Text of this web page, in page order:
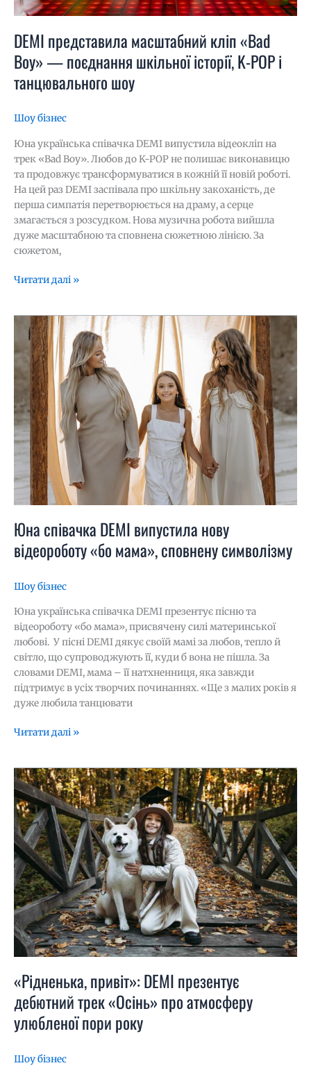
DEMI представила масштабний кліп «Bad
Boy» — поєднання шкільної історії, K-POP і
танцювального шоу
Шоу бізнес
Юна українська співачка DEMI випустила відеокліп на
трек «Bad Boy». Любов до K-POP не полишає виконавицю
та продовжує трансформуватися в кожній її новій роботі.
На цей раз DEMI заспівала про шкільну закоханість, де
перша симпатія перетворюється на драму, а серце
змагається з розсудком. Нова музична робота вийшла
дуже масштабною та сповнена сюжетною лінією. За
сюжетом,
і
танцювального
шоу
Читати далі »
Юна співачка DEMI випустила нову
відеороботу «бо мама», сповнену символізму
Шоу бізнес
Юна українська співачка DEMI презентує пісню та
відеороботу «бо мама», присвячену силі материнської
любові. У пісні DEMI дякує своїй мамі за любов, тепло й
світло, що супроводжують її, куди б вона не пішла. За
словами DEMI, мама – її натхненниця, яка завжди
підтримує в усіх творчих починаннях. «Ще з малих років я
дуже любила танцювати
Юна
співачка
DEMI
випустила
нову
відеороботу
«бо
мама»,
сповнену
символізму
Читати далі »
«Рідненька, привіт»: DEMI презентує
дебютний трек «Осінь» про атмосферу
улюбленої пори року
Шоу бізнес
«Рідненька,
привіт»:
DEMI
презентує
дебютний
трек
«Осінь»
про
атмосферу
улюбленої
пори
року